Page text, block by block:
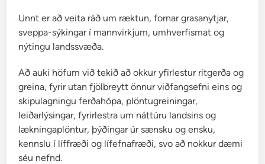
Unnt er að veita ráð um ræktun, fornar grasanytjar,
sveppa-sýkingar í mannvirkjum, umhverfismat og
nýtingu landssvæða.
Að auki höfum við tekið að okkur yfirlestur ritgerða og
greina, fyrir utan fjölbreytt önnur viðfangsefni eins og
skipulagningu ferðahópa, plöntugreiningar,
leiðarlýsingar, fyrirlestra um náttúru landsins og
lækningaplöntur, þýðingar úr sænsku og ensku,
kennslu í líffræði og lífefnafræði, svo að nokkur dæmi
séu nefnd.